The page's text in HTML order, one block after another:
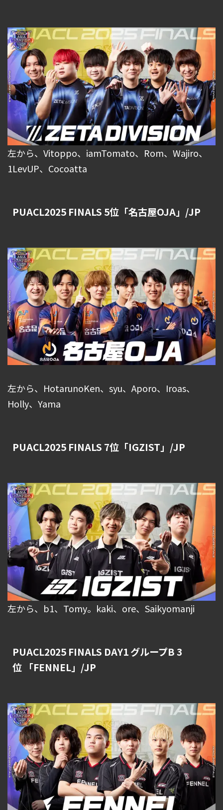
左から、Vitoppo、iamTomato、Rom、Wajiro、
1LevUP、Cocoatta
PUACL2025 FINALS 5位「名古屋OJA」/JP
左から、HotarunoKen、syu、Aporo、Iroas、
Holly、Yama
PUACL2025 FINALS 7位「IGZIST」/JP
左から、b1、Tomy。kaki、ore、Saikyomanji
PUACL2025 FINALS DAY1 グループB 3
位 「FENNEL」/JP